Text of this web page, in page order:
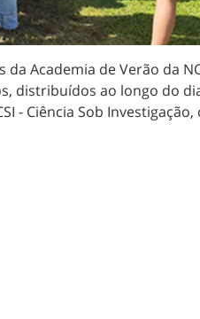
Academia de Verão da
distribuídos ao longo do
- Ciência Sob